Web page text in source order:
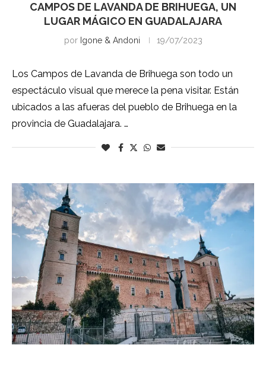
CAMPOS DE LAVANDA DE BRIHUEGA, UN
LUGAR MÁGICO EN GUADALAJARA
por Igone & Andoni 19/07/2023
Los Campos de Lavanda de Brihuega son todo un
espectáculo visual que merece la pena visitar. Están
ubicados a las afueras del pueblo de Brihuega en la
provincia de Guadalajara. …